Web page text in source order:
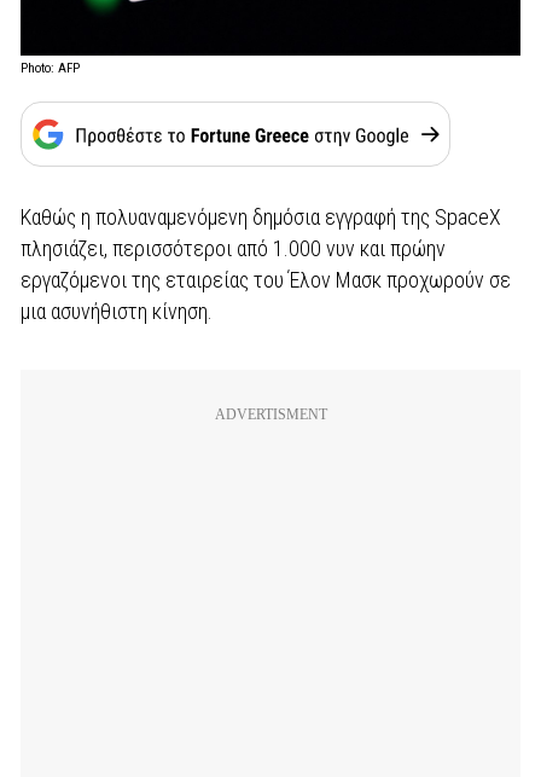
Photo: AFP
Καθώς η πολυαναμενόμενη δημόσια εγγραφή της SpaceX
πλησιάζει, περισσότεροι από 1.000 νυν και πρώην
εργαζόμενοι της εταιρείας του Έλον Μασκ προχωρούν σε
μια ασυνήθιστη κίνηση.